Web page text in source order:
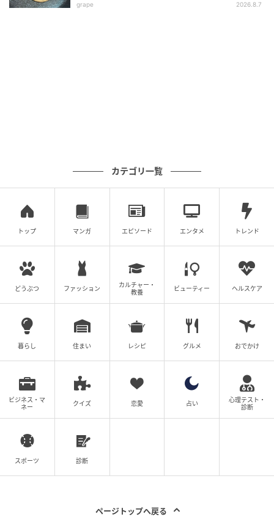
に合うおかずのレシピを発信している。雑誌やテレ
【季節の手仕事】
の記事をもっとみる
grape 2026.8.7
カテゴリ一覧
トップ マンガ エピソード エンタメ トレンド
どうぶつ ファッション
カルチャー・
教養
ビューティー ヘルスケア
暮らし 住まい レシピ グルメ おでかけ
ビジネス・マ
ネー
クイズ 恋愛 占い
心理テスト・
診断
スポーツ 診断
ページトップへ戻る